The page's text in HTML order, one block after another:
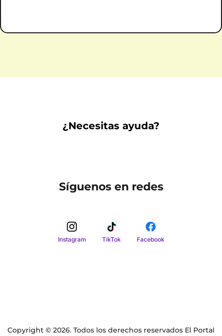
¿Necesitas ayuda?
Síguenos en redes
Instagram TikTok Facebook
Copyright © 2026. Todos los derechos reservados El Portal